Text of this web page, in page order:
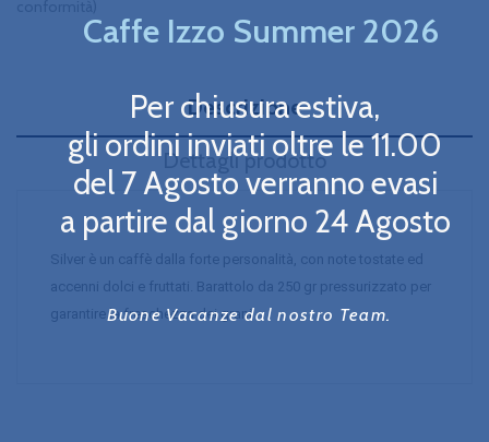
Descrizione
Dettagli prodotto
Silver è un caffè dalla forte personalità, con note tostate ed
accenni dolci e fruttati. Barattolo da 250 gr pressurizzato per
garantire la freschezza dei grani
Caffe Izzo Summer 2026
Per chiusura estiva,
gli ordini inviati oltre le 11.00
del 7 Agosto verranno evasi
a partire dal giorno 24 Agosto
Buone Vacanze dal nostro Team.